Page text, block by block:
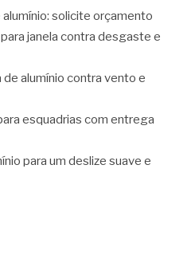
solicite orçamento
janela contra desgaste e
alumínio contra vento e
esquadrias com entrega
para um deslize suave e